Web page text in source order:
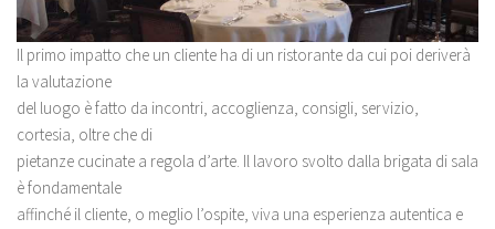
Il primo impatto che un cliente ha di un ristorante da cui poi deriverà
la valutazione
del luogo è fatto da incontri, accoglienza, consigli, servizio,
cortesia, oltre che di
pietanze cucinate a regola d’arte. Il lavoro svolto dalla brigata di sala
è fondamentale
affinché il cliente, o meglio l’ospite, viva una esperienza autentica e